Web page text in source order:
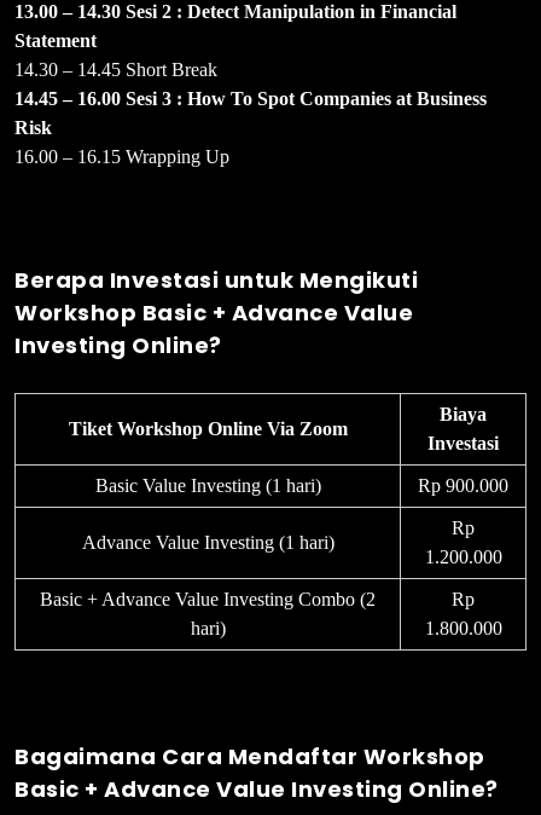
13.00 – 14.30 Sesi 2 : Detect Manipulation in Financial
Statement
14.30 – 14.45 Short Break
14.45 – 16.00 Sesi 3 : How To Spot Companies at Business
Risk
16.00 – 16.15 Wrapping Up
Berapa Investasi untuk Mengikuti
Workshop Basic + Advance Value
Investing Online?
Tiket Workshop Online Via Zoom
Biaya
Investasi
Basic Value Investing (1 hari) Rp 900.000
Advance Value Investing (1 hari)
Rp
1.200.000
Basic + Advance Value Investing Combo (2
hari)
Rp
1.800.000
Bagaimana Cara Mendaftar Workshop
Basic + Advance Value Investing Online?